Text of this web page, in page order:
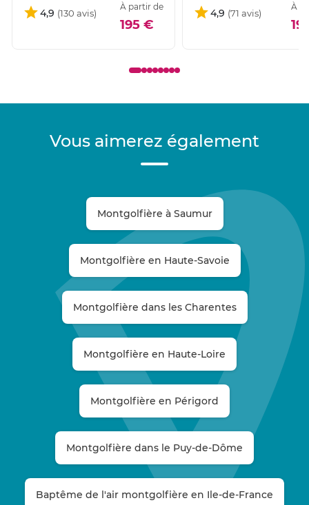
4,9
À partir de
195 €
4,9
À
Vous aimerez également
Montgolfière à Saumur
Montgolfière en Haute-Savoie
Montgolfière dans les Charentes
Montgolfière en Haute-Loire
Montgolfière en Périgord
Montgolfière dans le Puy-de-Dôme
Baptême de l'air montgolfière en Ile-de-France